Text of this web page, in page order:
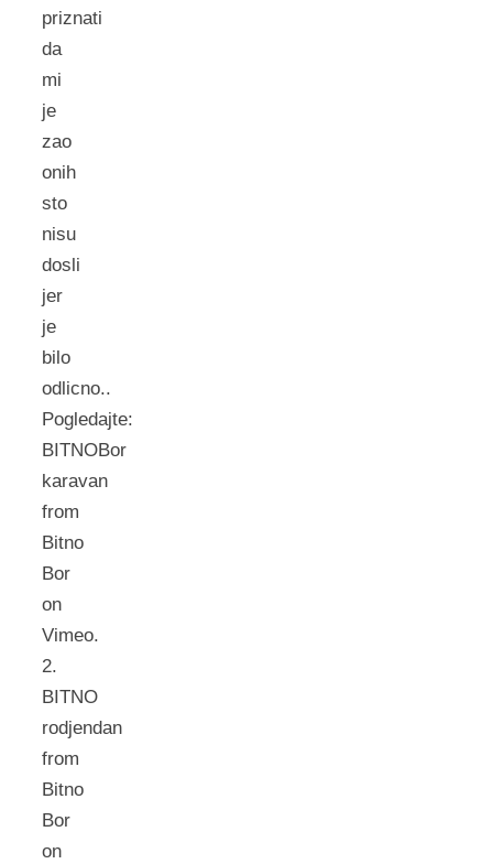
priznati
da
mi
je
zao
onih
sto
nisu
dosli
jer
je
bilo
odlicno..
Pogledajte:
BITNOBor
karavan
from
Bitno
Bor
on
Vimeo.
2.
BITNO
rodjendan
from
Bitno
Bor
on